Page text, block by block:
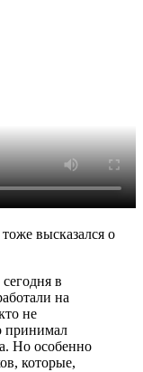
высказался о
в
на
не
принимал
Но особенно
которые,